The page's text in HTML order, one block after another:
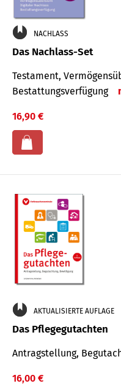
NACHLASS
Das Nachlass-Set
Testament,
Bestat­tungs­ver­fügung
16,90 €
AKTUALISIERTE AUFLAGE
Das Pflegegutachten
Antragstellung,
16,00 €